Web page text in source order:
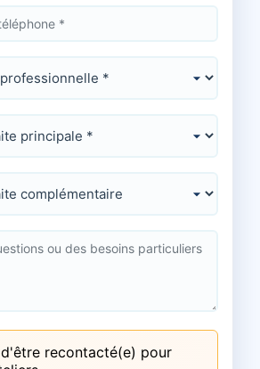
recontacté(e) pour